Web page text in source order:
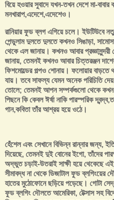
বিয়ে হওয়ার সুবাদে যখন-তখন দেশে মা-
মনখারাপ,এদেশে,এদেশেও।
রানিয়ার ফুড ব্লগ এগিয়ে চলে। ইউটিউবে
পেন্ডুলাম দুলতে দুলতে কখনও সিঙাড়া,
থেকে এল জানায়। কখনও আবার প্রজ্ঞাসুন্দরী
জানায়, তেমনই কখনও আবার চিত্তরঞ্জন দাশের
ফিশমোল্ডের গল্পও শোনায়। ফলোয়ার বাড়তে
যায়। তবে সাফল্য যেমন অনেক পরিচিতি
তোলে; তেমনই আপন সম্পর্কগুলো থেকে
পিছনে কি কেবল ঈর্ষা নাকি পারস্পরিক
গান,কবিতা তাঁর আশ্রয় হয়ে ওঠে।
হেঁশেল এবং সেখানে বিভিন্ন রান্নার জন্য,
দিয়েছে, তেমনই দুই বোনের ইগো, তাঁদের
অদ্ভুত চড়াই-উতরাই সাক্ষী হয়ে থেকেছে
সীমাবদ্ধ না থেকে ডিজাটাল ফুড ব্লগিংয়ের
হাতের মুঠোফোনে ছড়িয়ে পড়েছে। গোটা
ফুড ব্লগিং দৌলতে আমেরিকা, টেক্সাস সহ